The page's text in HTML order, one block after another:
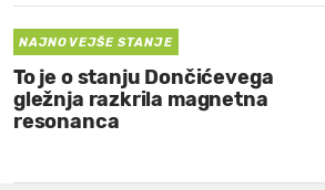
NAJNOVEJŠE STANJE
To je o stanju Dončićevega
gležnja razkrila magnetna
resonanca